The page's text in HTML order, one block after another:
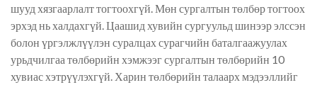
шууд хязгаарлалт тогтоохгүй. Мөн сургалтын төлбөр тогтоох
эрхэд нь халдахгүй. Цаашид хувийн сургуульд шинээр элссэн
болон үргэлжлүүлэн суралцах сурагчийн баталгаажуулах
урьдчилгаа төлбөрийн хэмжээг сургалтын төлбөрийн 10
хувиас хэтрүүлэхгүй. Харин төлбөрийн талаарх мэдээллийг